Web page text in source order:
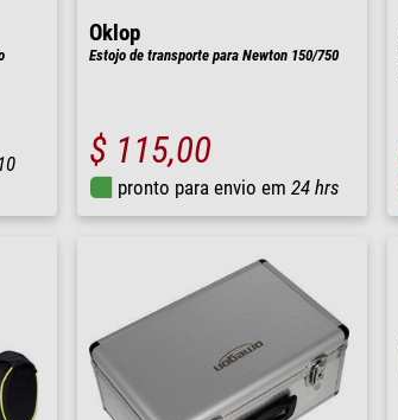
Oklop
Estojo de transporte para Newton 150/750
$ 115,00
pronto para envio em 24 hrs